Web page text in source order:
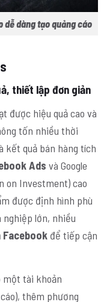
dễ dàng tạo quảng cáo
thiết lập đơn giản
được hiệu quả cao và
tốn nhiều thời
kết quả bán hàng tích
Ads và Google
on Investment) cao
được định hình phù
nghiệp lớn, nhiều
Facebook để tiếp cận
một tài khoản
thêm phương